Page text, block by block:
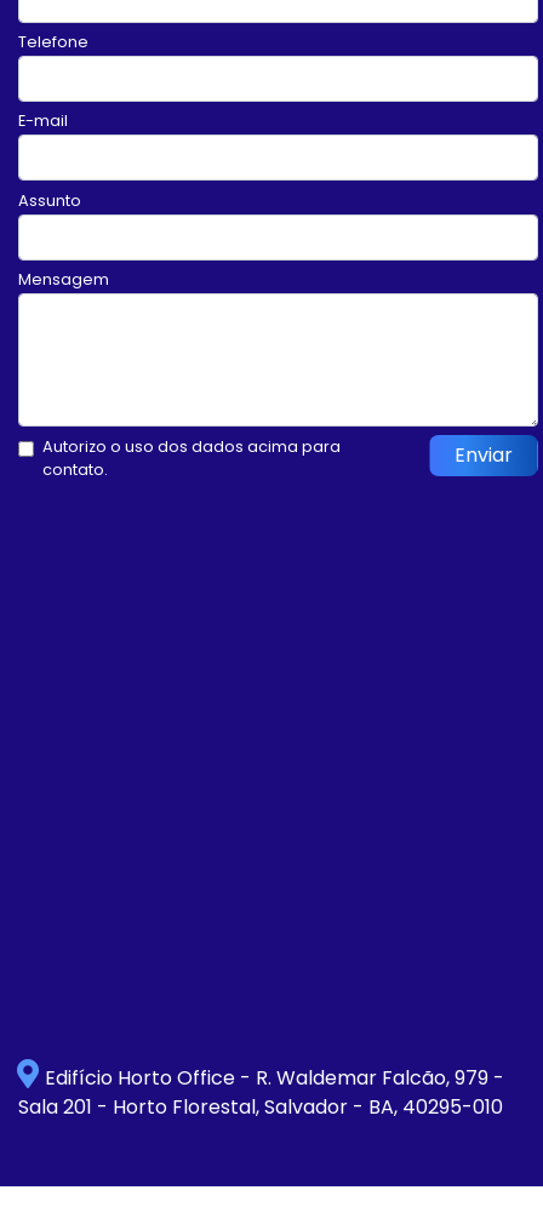
Telefone
E-mail
Assunto
Mensagem
Autorizo o uso dos dados acima para
contato.
Enviar
Edifício Horto Office - R. Waldemar Falcão, 979 -
Sala 201 - Horto Florestal, Salvador - BA, 40295-010